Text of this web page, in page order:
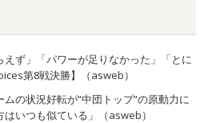
えず」「パワーが足りなかった」「とに
第8戦決勝】（asweb）
の状況好転が“中団トップ”の原動力に
はいつも似ている」（asweb）